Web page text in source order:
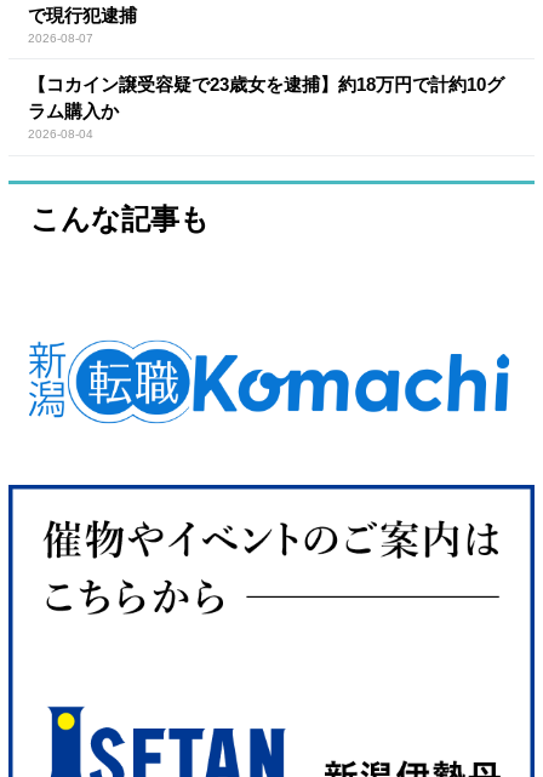
で現行犯逮捕
2026-08-07
【コカイン譲受容疑で23歳女を逮捕】約18万円で計約10グ
ラム購入か
2026-08-04
こんな記事も